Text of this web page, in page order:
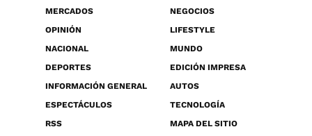
MERCADOS
NEGOCIOS
OPINIÓN
LIFESTYLE
NACIONAL
MUNDO
DEPORTES
EDICIÓN IMPRESA
INFORMACIÓN GENERAL
AUTOS
ESPECTÁCULOS
TECNOLOGÍA
RSS
MAPA DEL SITIO